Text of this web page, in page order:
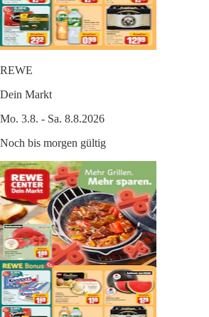
REWE
Dein Markt
Mo. 3.8. - Sa. 8.8.2026
Noch bis morgen gültig